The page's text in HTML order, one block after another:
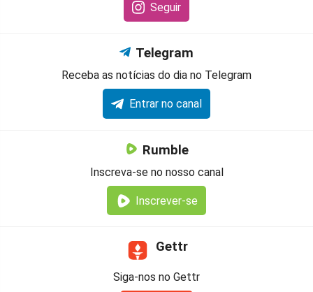
Seguir
Telegram
Receba as notícias do dia no Telegram
Entrar no canal
Rumble
Inscreva-se no nosso canal
Inscrever-se
Gettr
Siga-nos no Gettr